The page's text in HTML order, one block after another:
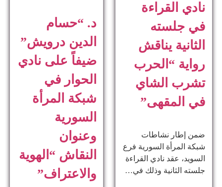
نادي القراءة
في جلسته
الثانية يناقش
رواية “الحرب
تشرب الشاي
في المقهى”
ضمن إطار نشاطات
شبكة المرأة السورية فرع
السويد، عقد نادي القراءة
جلسته الثانية وذلك في…
د. “حسام
الدين درويش”
ضيفاً على نادي
الحوار في
شبكة المرأة
السورية
وعنوان
النقاش “الهوية
والاعتراف”